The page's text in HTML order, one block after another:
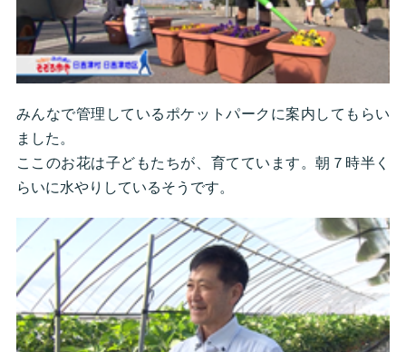
みんなで管理しているポケットパークに案内してもらい
ました。
ここのお花は子どもたちが、育てています。朝７時半く
らいに水やりしているそうです。